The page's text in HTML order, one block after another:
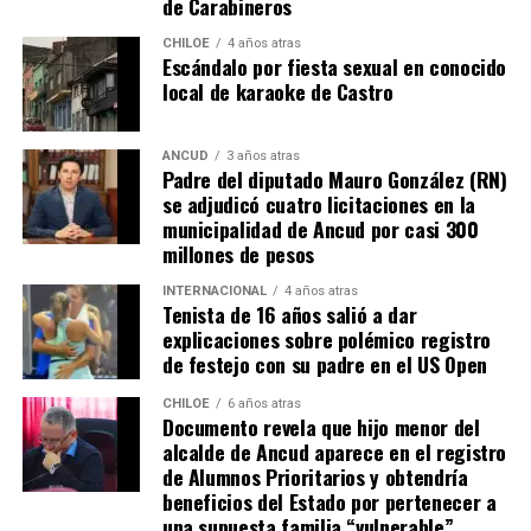
también tendrán que responder con algunos requisitos
como por ejemplo tener un periodo de ocupación de la
propiedad por más de 5 años.
“Efectivamente al interpretar el dictamen de
Contraloría, si bien es cierto, permite nuevamente
sanear sitios, sobre la propiedad particular en el
sector rural específicamente, viene con algunas
precisiones y van a ser más rigurosos en la
ocupación material, es decir, la persona que quiera
sanear tiene que tener un inmueble construido
sobre el sitio, tiene que estar cerrado, tiene que
estar conectado idealmente a los servicios básicos,
idealmente a agua potable, luz eléctrica y tener
dominio de ocupación material por más de 5 años,
como lo dice la Ley”,recalcó el consejero de la
provincia de Chiloé.
Cabe recordar que el consejero Francisco Cárcamo había
CHILOE 4 años atras
Escándalo por fiesta sexual en conocido
local de karaoke de Castro
ANCUD 3 años atras
Padre del diputado Mauro González (RN)
se adjudicó cuatro licitaciones en la
municipalidad de Ancud por casi 300
millones de pesos
INTERNACIONAL 4 años atras
Tenista de 16 años salió a dar
explicaciones sobre polémico registro
de festejo con su padre en el US Open
CHILOE 6 años atras
Documento revela que hijo menor del
alcalde de Ancud aparece en el registro
de Alumnos Prioritarios y obtendría
beneficios del Estado por pertenecer a